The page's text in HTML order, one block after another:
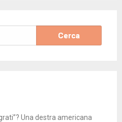
Una destra americana